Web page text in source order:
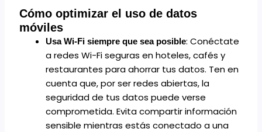
Cómo optimizar el uso de datos
móviles
Usa Wi-Fi siempre que sea posible: Conéctate
a redes Wi-Fi seguras en hoteles, cafés y
restaurantes para ahorrar tus datos. Ten en
cuenta que, por ser redes abiertas, la
seguridad de tus datos puede verse
comprometida. Evita compartir información
sensible mientras estás conectado a una